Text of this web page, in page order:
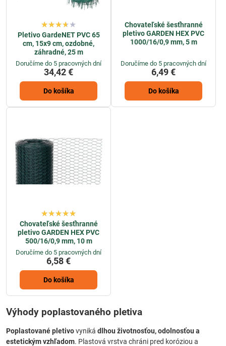
Pletivo GardeNET PVC 65
cm, 15x9 cm, ozdobné,
záhradné, 25 m
Doručíme do 5 pracovných dní
34,42 €
Do košíka
Chovateľské šesťhranné
pletivo GARDEN HEX PVC
1000/16/0,9 mm, 5 m
Doručíme do 5 pracovných dní
6,49 €
Do košíka
Chovateľské šesťhranné
pletivo GARDEN HEX PVC
500/16/0,9 mm, 10 m
Doručíme do 5 pracovných dní
6,58 €
Do košíka
Výhody poplastovaného pletiva
Poplastované pletivovyniká dlhou životnosťou, odolnosťou a
estetickým vzhľadom. Plastová vrstva chráni pred koróziou a